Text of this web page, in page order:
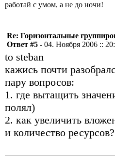
работай с умом, а не до ночи!
Re: Горизонтальные
Ответ #5 - 04. Ноября 2006 ::
to steban
кажись почти
пару вопросов:
1. где вытащить
полял)
2. как увеличить
и количество ресурсов?